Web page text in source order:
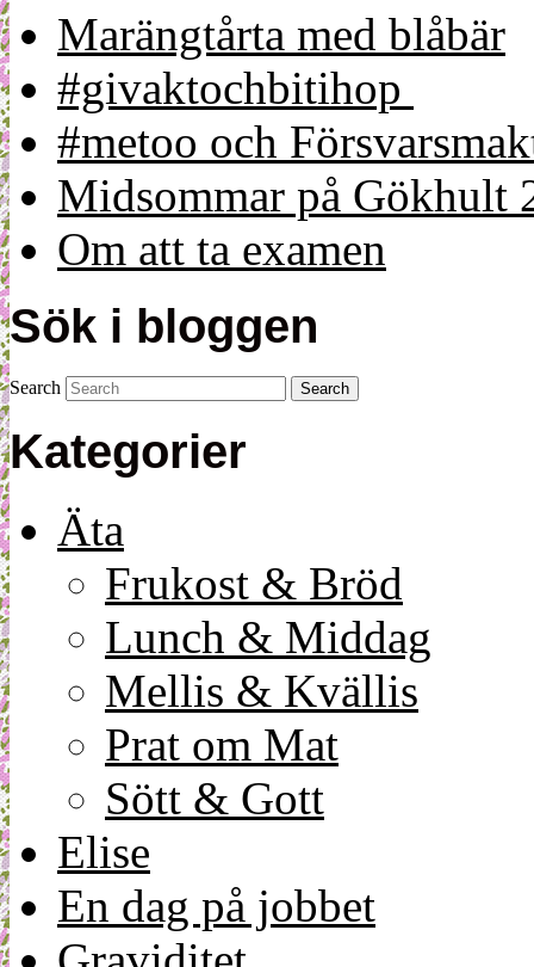
Marängtårta med blåbär
#givaktochbitihop
#metoo och
Midsommar på Gökhult
Om att ta examen
Sök i bloggen
Search
Kategorier
Äta
Frukost & Bröd
Lunch & Middag
Mellis & Kvällis
Prat om Mat
Sött & Gott
Elise
En dag på jobbet